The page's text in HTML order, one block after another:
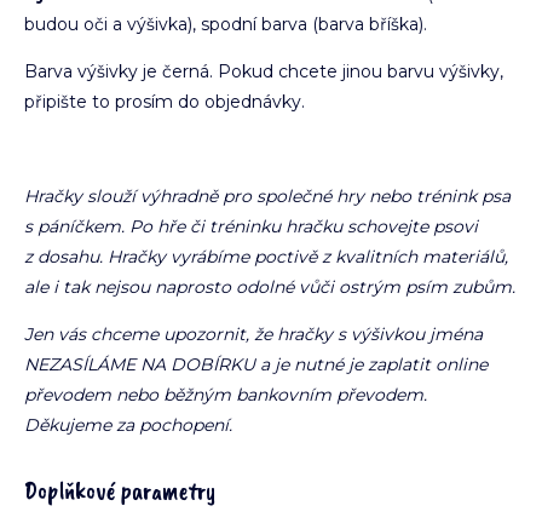
budou oči a výšivka), spodní barva (barva bříška).
Barva výšivky je černá. Pokud chcete jinou barvu výšivky,
připište to prosím do objednávky.
Hračky slouží výhradně pro společné hry nebo trénink psa
s páníčkem. Po hře či tréninku hračku schovejte psovi
z dosahu. Hračky vyrábíme poctivě z kvalitních materiálů,
ale i tak nejsou naprosto odolné vůči ostrým psím zubům.
Jen vás chceme upozornit, že hračky s výšivkou jména
NEZASÍLÁME NA DOBÍRKU a je nutné je zaplatit online
převodem nebo běžným bankovním převodem.
Děkujeme za pochopení.
Doplňkové parametry